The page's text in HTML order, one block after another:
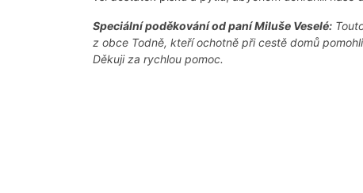
Speciální poděkování od paní Miluše Veselé:
z obce Todně, kteří ochotně při cestě domů
Děkuji za rychlou pomoc.